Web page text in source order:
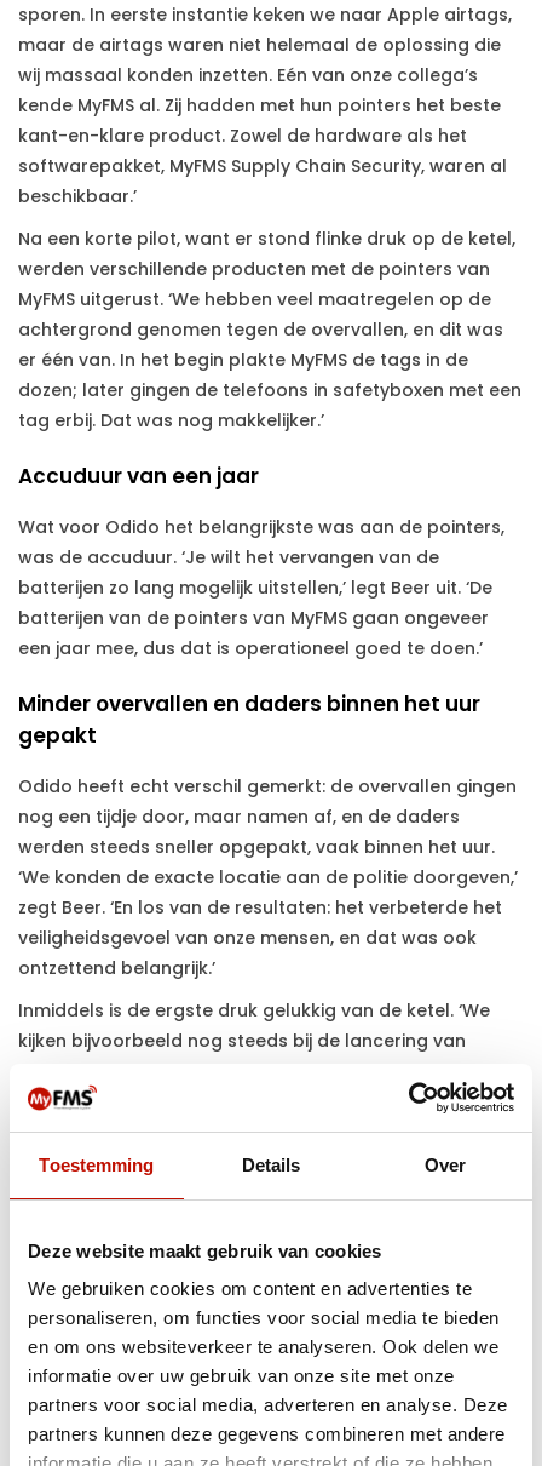
Toestemming Details Over
Deze website maakt gebruik van cookies
We gebruiken cookies om content en advertenties te
personaliseren, om functies voor social media te bieden
en om ons websiteverkeer te analyseren. Ook delen we
informatie over uw gebruik van onze site met onze
partners voor social media, adverteren en analyse. Deze
partners kunnen deze gegevens combineren met andere
sporen. In eerste instantie keken we naar Apple airtags,
maar de airtags waren niet helemaal de oplossing die
wij massaal konden inzetten. Eén van onze collega’s
kende MyFMS al. Zij hadden met hun pointers het beste
kant-en-klare product. Zowel de hardware als het
softwarepakket, MyFMS Supply Chain Security, waren al
beschikbaar.’
Na een korte pilot, want er stond flinke druk op de ketel,
werden verschillende producten met de pointers van
MyFMS uitgerust. ‘We hebben veel maatregelen op de
achtergrond genomen tegen de overvallen, en dit was
er één van. In het begin plakte MyFMS de tags in de
dozen; later gingen de telefoons in safetyboxen met een
tag erbij. Dat was nog makkelijker.’
Accuduur van een jaar
Wat voor Odido het belangrijkste was aan de pointers,
was de accuduur. ‘Je wilt het vervangen van de
batterijen zo lang mogelijk uitstellen,’ legt Beer uit. ‘De
batterijen van de pointers van MyFMS gaan ongeveer
een jaar mee, dus dat is operationeel goed te doen.’
Minder overvallen en daders binnen het uur
gepakt
Odido heeft echt verschil gemerkt: de overvallen gingen
nog een tijdje door, maar namen af, en de daders
werden steeds sneller opgepakt, vaak binnen het uur.
‘We konden de exacte locatie aan de politie doorgeven,’
zegt Beer. ‘En los van de resultaten: het verbeterde het
veiligheidsgevoel van onze mensen, en dat was ook
ontzettend belangrijk.’
Inmiddels is de ergste druk gelukkig van de ketel. ‘We
kijken bijvoorbeeld nog steeds bij de lancering van
nemen, dus de pointers spelen nog een belangrijke rol
op dat soort momenten.’ Beer is tevreden met de
samenwerking: ‘Het team van MyFMS is heel flexibel en
Ontdek wat MyFMS kan doen
Benieuwd hoe je mobiliteit binnen jouw organisatie